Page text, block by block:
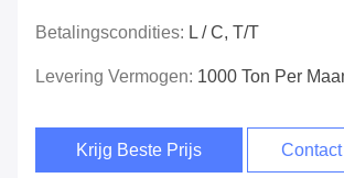
Betalingscondities: L / C, T/T
Levering Vermogen: 1000 Ton Per
Krijg Beste Prijs